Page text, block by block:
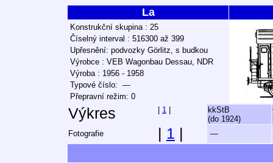
La
Konstrukční skupina : 25
Číselný interval : 516300 až 399
Upřesnění: podvozky Görlitz, s budkou
Výrobce : VEB Wagonbau Dessau, NDR
Výroba : 1956 - 1958
Typové číslo: —
Přepravní režim: 0
Výkres 1
kkStB
(do 1924)
Fotografie
1 —